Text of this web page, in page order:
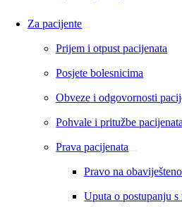
Za pacijente
Prijem i otpust pacijenata
Posjete bolesnicima
Obveze i odgovornosti
Pohvale i pritužbe pacijenata
Prava pacijenata
Pravo na
Uputa o postupanju